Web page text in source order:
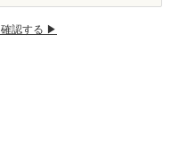
認する ▶︎